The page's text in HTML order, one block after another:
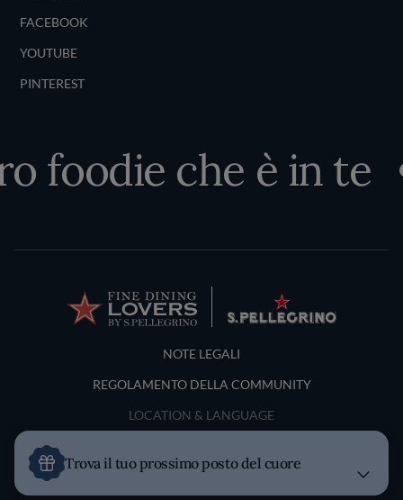
FACEBOOK
YOUTUBE
PINTEREST
foodie che è in te
Terms and Conditions
NOTE LEGALI
REGOLAMENTO DELLA COMMUNITY
LOCATION & LANGUAGE
Trova il tuo prossimo posto del cuore